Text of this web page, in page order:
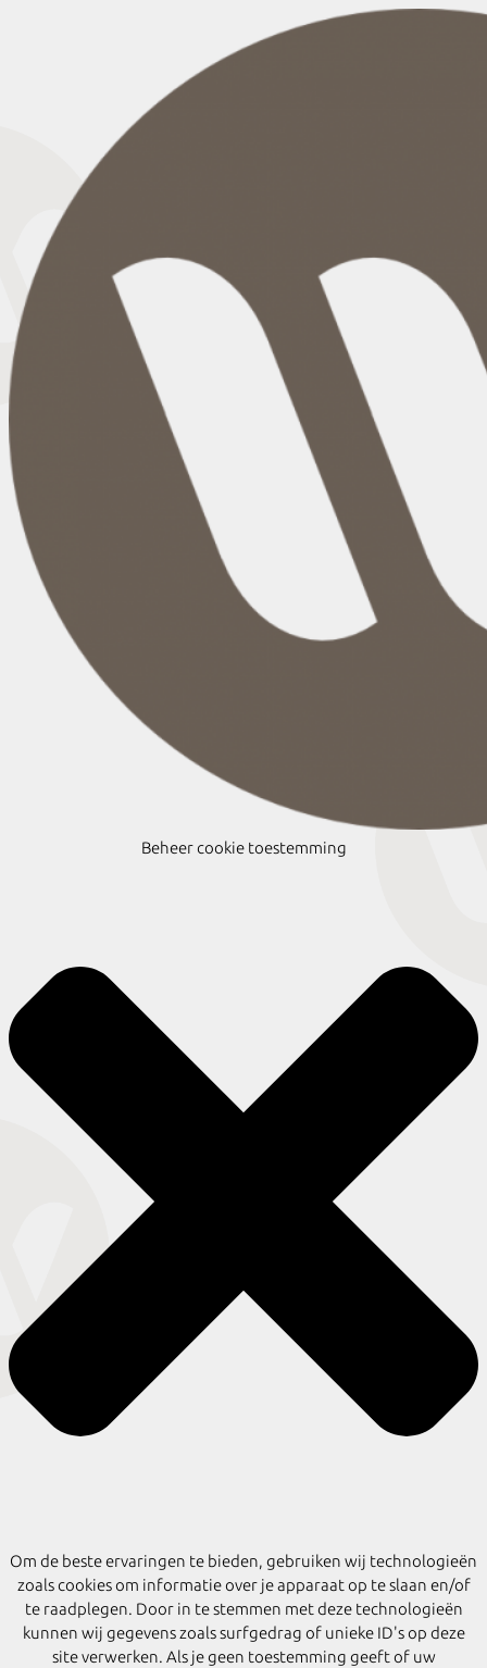
Beheer cookie toestemming
Om de beste ervaringen te bieden, gebruiken wij technologieën
zoals cookies om informatie over je apparaat op te slaan en/of
te raadplegen. Door in te stemmen met deze technologieën
kunnen wij gegevens zoals surfgedrag of unieke ID's op deze
site verwerken. Als je geen toestemming geeft of uw